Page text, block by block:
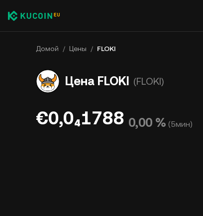
Домой / Цены / FLOKI
Цена FLOKI (FLOKI)
€0,0₄1788 0,00 % (5мин)